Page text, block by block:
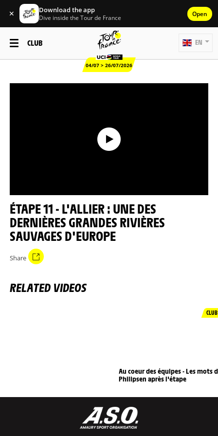
✕ Download the app
Dive inside the Tour de France Open
CLUB
04/07 > 26/07/2026
EN
ÉTAPE 11 - L'ALLIER : UNE DES
DERNIÈRES GRANDES RIVIÈRES
SAUVAGES D'EUROPE
Share
RELATED VIDEOS
CLUB
Au coeur des équipes - Les mots
Philipsen après l'étape